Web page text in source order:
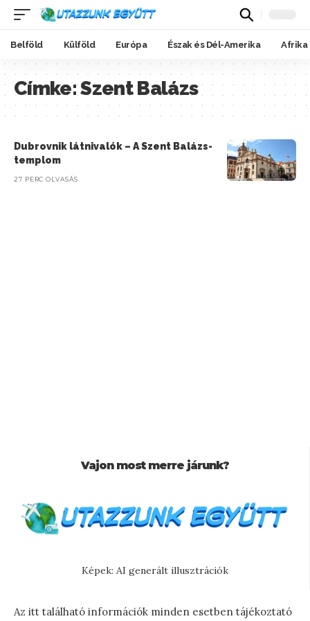
Belföld Külföld Európa Észak és Dél-Amerika Afrika
Címke:Szent Balázs
Dubrovnik látnivalók – A Szent Balázs-
templom
27 PERC OLVASÁS
Vajon most merre járunk?
Képek: AI generált illusztrációk
Az itt található információk minden esetben tájékoztató